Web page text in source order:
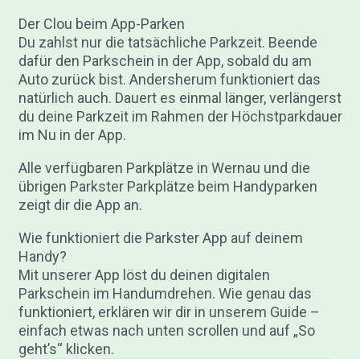
Der Clou beim App-Parken
Du zahlst nur die tatsächliche Parkzeit. Beende
dafür den Parkschein in der App, sobald du am
Auto zurück bist. Andersherum funktioniert das
natürlich auch. Dauert es einmal länger, verlängerst
du deine Parkzeit im Rahmen der Höchstparkdauer
im Nu in der App.
Alle verfügbaren Parkplätze in Wernau und die
übrigen Parkster Parkplätze beim Handyparken
zeigt dir die App an.
Wie funktioniert die Parkster App auf deinem
Handy?
Mit unserer App löst du deinen digitalen
Parkschein im Handumdrehen. Wie genau das
funktioniert, erklären wir dir in unserem Guide –
einfach etwas nach unten scrollen und auf „So
geht’s“ klicken.